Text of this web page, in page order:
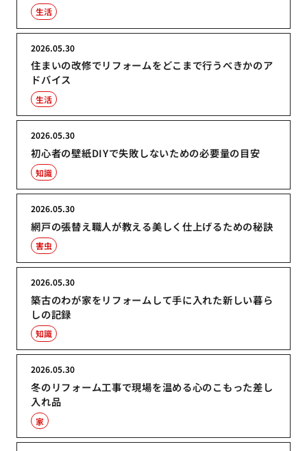
生活
住まいの改修でリフォームをどこまで行うべきかのア
ドバイス
2026.05.30
生活
初心者の壁紙DIYで失敗しないための必要量の目安
2026.05.30
知識
網戸の張替え職人が教える美しく仕上げるための秘訣
2026.05.30
害虫
築古のわが家をリフォームして手に入れた新しい暮ら
しの記録
2026.05.30
知識
冬のリフォーム工事で現場を温める心のこもった差し
入れ品
2026.05.30
家